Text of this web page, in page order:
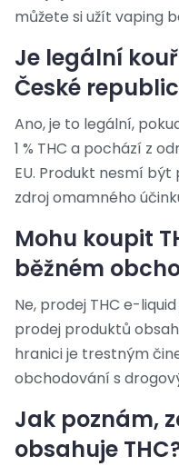
můžete si užít vaping
Je legální
České
Ano, je to legální,
1 % THC a pochází z
EU. Produkt nesmí
zdroj omamného
Mohu koupit
běžném
Ne, prodej THC e-
prodej produktů
hranici je trestným
obchodování s
Jak poznám,
obsahuje